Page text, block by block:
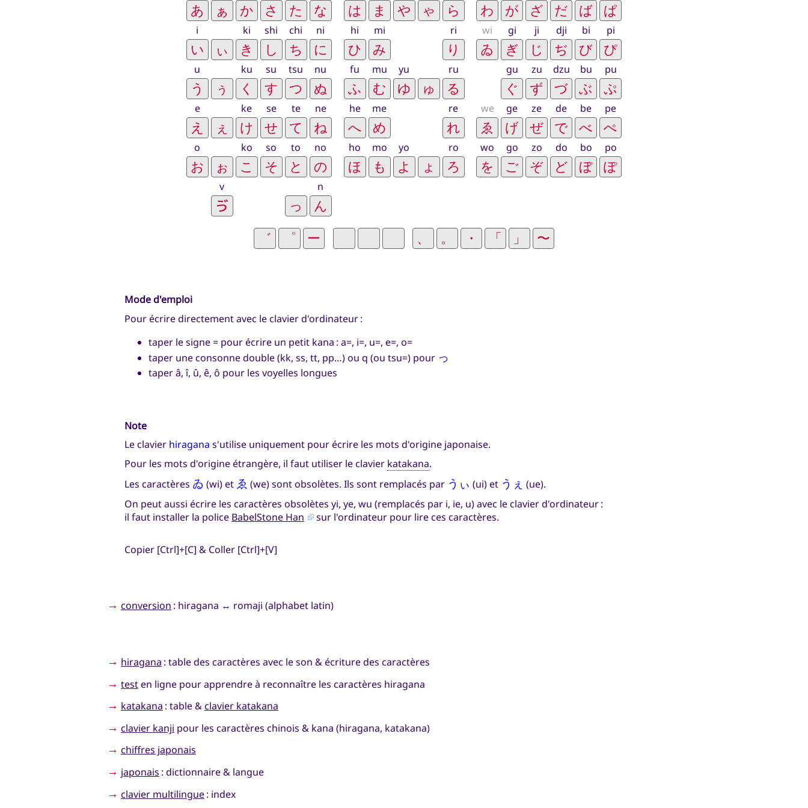
i ki shi chi ni
u ku su tsu nu
e ke se te ne
o ko so to no
v n
hi mi ri
fu mu yu ru
he me re
ho mo yo ro
wi gi ji dji bi pi
gu zu dzu bu pu
we ge ze de be pe
wo go zo do bo po
Mode d'emploi
Pour écrire directement avec le clavier d'ordinateur :
taper le signe = pour écrire un petit kana : a=, i=, u=, e=, o=
taper une consonne double (kk, ss, tt, pp…) ou q (ou tsu=) pour っ
taper â, î, û, ê, ô pour les voyelles longues
Note
Le clavier hiragana s'utilise uniquement pour écrire les mots d'origine japonaise.
Pour les mots d'origine étrangère, il faut utiliser le clavier katakana.
Les caractères ゐ (wi) et ゑ (we) sont obsolètes. Ils sont remplacés par うぃ (ui) et うぇ (ue).
On peut aussi écrire les caractères obsolètes yi, ye, wu (remplacés par i, ie, u) avec le clavier d'ordinateur :
il faut installer la police BabelStone Han sur l'ordinateur pour lire ces caractères.
Copier [Ctrl]+[C] & Coller [Ctrl]+[V]
→ conversion : hiragana ↔ romaji (alphabet latin)
→ hiragana : table des caractères avec le son & écriture des caractères
→ testen ligne pour apprendre à reconnaître les caractères hiragana
→ katakana : table &clavier katakana
→ clavier kanji pour les caractères chinois & kana (hiragana, katakana)
→ chiffres japonais
→ japonais : dictionnaire & langue
→ clavier multilingue: index